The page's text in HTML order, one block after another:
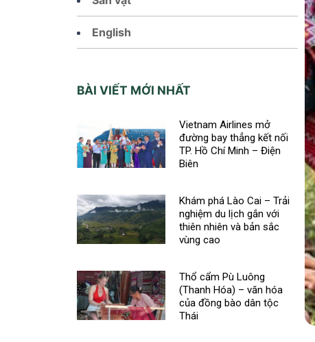
English
BÀI VIẾT MỚI NHẤT
Vietnam Airlines mở
đường bay thẳng kết nối
TP. Hồ Chí Minh – Điện
Biên
Khám phá Lào Cai – Trải
nghiệm du lịch gắn với
thiên nhiên và bản sắc
vùng cao
Thổ cẩm Pù Luông
(Thanh Hóa) – văn hóa
của đồng bào dân tộc
Thái